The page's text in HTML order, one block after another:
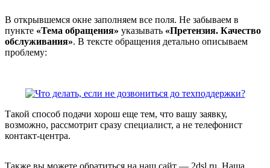
В открывшемся окне заполняем все поля. Не забываем в
пункте «Тема обращения» указывать «Претензия. Качество
обслуживания». В тексте обращения детально описываем
проблему:
Такой способ подачи хорош еще тем, что вашу заявку,
возможно, рассмотрит сразу специалист, а не телефонист
контакт-центра.
Также вы можете обратиться на наш сайт — 2dsl.ru. Наша